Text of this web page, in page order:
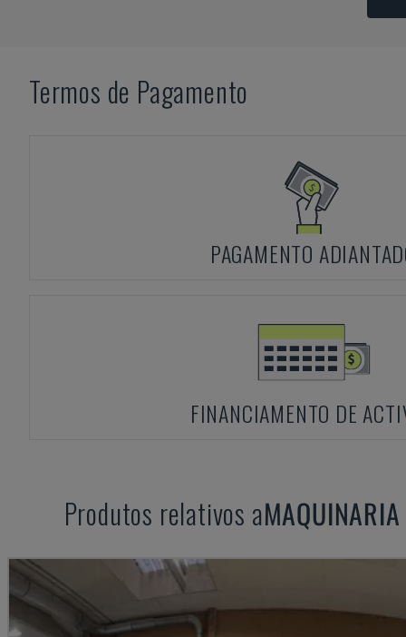
Termos de Pagamento
PAGAMENTO
FINANCIAMENTO DE
Produtos relativos a